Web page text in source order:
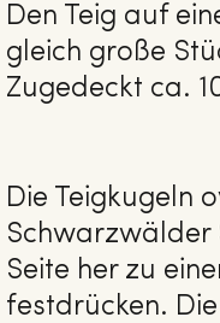
Den Teig auf
gleich große
Zugedeckt ca.
Die Teigkugeln
Schwarzwälder
Seite her zu
festdrücken.